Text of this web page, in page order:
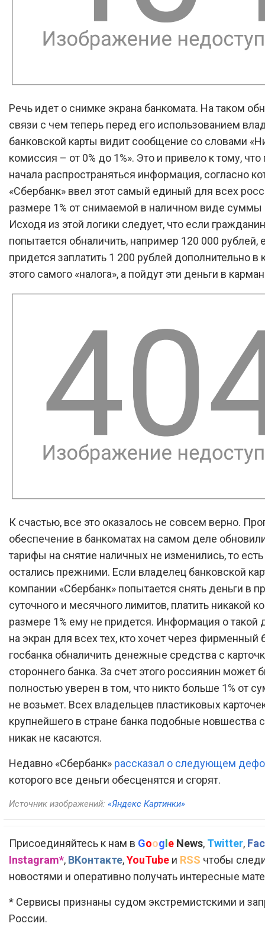
Речь идет о снимке экрана банкомата. На таком
связи с чем теперь перед его использованием
банковской карты видит сообщение со словами
комиссия – от 0% до 1%». Это и привело к тому, что
начала распространяться информация, согласно
«Сбербанк» ввел этот самый единый для всех
размере 1% от снимаемой в наличном виде суммы
Исходя из этой логики следует, что если
попытается обналичить, например 120 000 рублей,
придется заплатить 1 200 рублей дополнительно в
этого самого «налога», а пойдут эти деньги в
К счастью, все это оказалось не совсем верно.
обеспечение в банкоматах на самом деле
тарифы на снятие наличных не изменились, то
остались прежними. Если владелец банковской
компании «Сбербанк» попытается снять деньги в
суточного и месячного лимитов, платить никакой
размере 1% ему не придется. Информация о такой
на экран для всех тех, кто хочет через фирменный
госбанка обналичить денежные средства с
стороннего банка. За счет этого россиянин может
полностью уверен в том, что никто больше 1% от
не возьмет. Всех владельцев пластиковых
крупнейшего в стране банка подобные новшества
никак не касаются.
Недавно «Сбербанк» рассказал о следующем
которого все деньги обесценятся и сгорят.
Источник изображений: «Яндекс Картинки»
Присоединяйтесь к нам в Google News, Twitter,
Instagram*, ВКонтакте,YouTube и RSS чтобы
новостями и оперативно получать интересные
* Сервисы признаны судом экстремистскими и
России.